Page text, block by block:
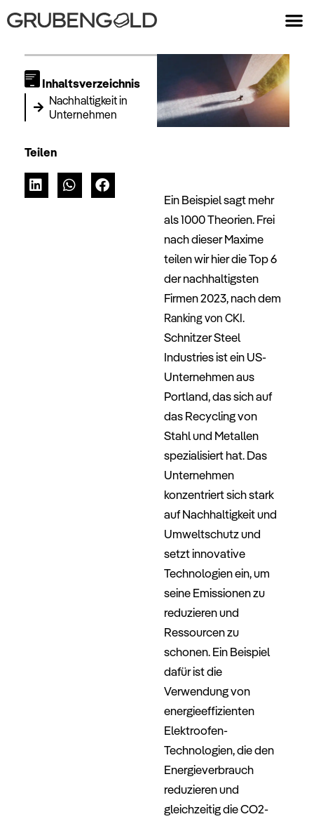
Inhaltsverzeichnis
Nachhaltigkeit in
Unternehmen
Teilen
Ein Beispiel sagt mehr
als 1000 Theorien. Frei
nach dieser Maxime
teilen wir hier die Top 6
der nachhaltigsten
Firmen 2023, nach dem
Ranking von CKI.
Schnitzer Steel
Industries ist ein US-
Unternehmen aus
Portland, das sich auf
das Recycling von
Stahl und Metallen
spezialisiert hat. Das
Unternehmen
konzentriert sich stark
auf Nachhaltigkeit und
Umweltschutz und
setzt innovative
Technologien ein, um
seine Emissionen zu
reduzieren und
Ressourcen zu
schonen. Ein Beispiel
dafür ist die
Verwendung von
energieeffizienten
Elektroofen-
Technologien, die den
Energieverbrauch
reduzieren und
gleichzeitig die CO2-